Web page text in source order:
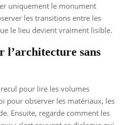
uniquement le monument
les transitions entre les
le lieu devient vraiment lisible.
l’architecture sans
pour lire les volumes
pour observer les matériaux, les
Ensuite, regarde comment les